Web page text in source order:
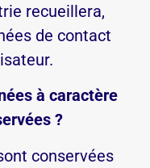
recueillera,
de contact
à caractère
?
conservées